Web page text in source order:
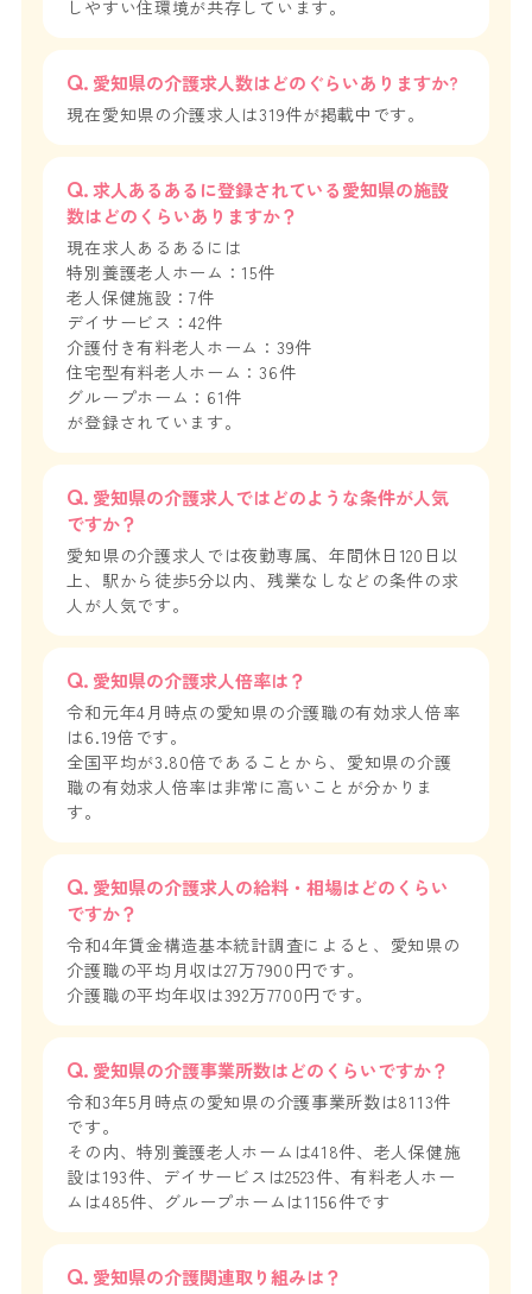
しやすい住環境が共存しています。
愛知県の介護求人数はどのぐらいありますか?
現在愛知県の介護求人は319件が掲載中です。
求人あるあるに登録されている愛知県の施設
数はどのくらいありますか？
現在求人あるあるには
特別養護老人ホーム：15件
老人保健施設：7件
デイサービス：42件
介護付き有料老人ホーム：39件
住宅型有料老人ホーム：36件
グループホーム：61件
が登録されています。
愛知県の介護求人ではどのような条件が人気
ですか？
愛知県の介護求人では夜勤専属、年間休日120日以
上、駅から徒歩5分以内、残業なしなどの条件の求
人が人気です。
愛知県の介護求人倍率は？
令和元年4月時点の愛知県の介護職の有効求人倍率
は6.19倍です。
全国平均が3.80倍であることから、愛知県の介護
職の有効求人倍率は非常に高いことが分かりま
す。
愛知県の介護求人の給料・相場はどのくらい
ですか？
令和4年賃金構造基本統計調査によると、愛知県の
介護職の平均月収は27万7900円です。
介護職の平均年収は392万7700円です。
愛知県の介護事業所数はどのくらいですか？
令和3年5月時点の愛知県の介護事業所数は8113件
です。
その内、特別養護老人ホームは418件、老人保健施
設は193件、デイサービスは2523件、有料老人ホー
ムは485件、グループホームは1156件です
愛知県の介護関連取り組みは？